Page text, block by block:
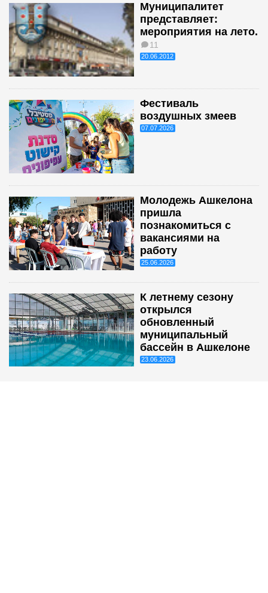
Муниципалитет
представляет:
мероприятия на лето.
11
20.06.2012
Фестиваль
воздушных змеев
07.07.2026
Молодежь Ашкелона
пришла
познакомиться с
вакансиями на
работу
25.06.2026
К летнему сезону
открылся
обновленный
муниципальный
бассейн в Ашкелоне
23.06.2026